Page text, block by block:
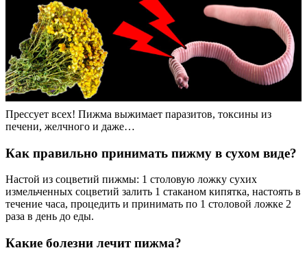
Прессует всех! Пижма выжимает паразитов, токсины из
печени, желчного и даже…
Как правильно принимать пижму в сухом виде?
Настой из соцветий пижмы: 1 столовую ложку сухих
измельченных соцветий залить 1 стаканом кипятка, настоять в
течение часа, процедить и принимать по 1 столовой ложке 2
раза в день до еды.
Какие болезни лечит пижма?